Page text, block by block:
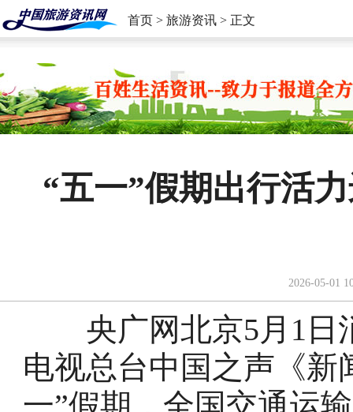
首页 > 旅游资讯 > 正文
“五一”假期出行活
2026-05-01
央广网北京5月1日
电视总台中国之声《新